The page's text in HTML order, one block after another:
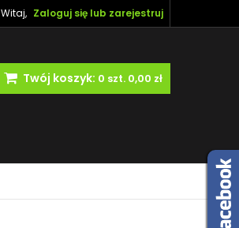
Witaj, Zaloguj się lub zarejestruj
Twój koszyk: 0 szt. 0,00 zł